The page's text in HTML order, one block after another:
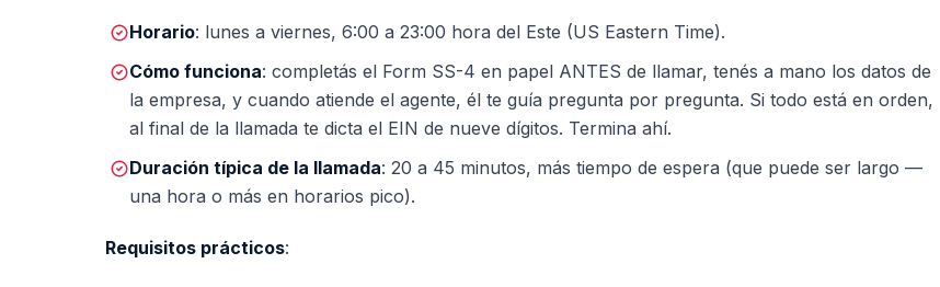
Horario: lunes a viernes, 6:00 a 23:00 hora del Este (US Eastern Time).
Cómo funciona: completás el Form SS-4 en papel ANTES de llamar, tenés a mano los datos de
la empresa, y cuando atiende el agente, él te guía pregunta por pregunta. Si todo está en orden,
al final de la llamada te dicta el EIN de nueve dígitos. Termina ahí.
Duración típica de la llamada: 20 a 45 minutos, más tiempo de espera (que puede ser largo —
una hora o más en horarios pico).
Requisitos prácticos: